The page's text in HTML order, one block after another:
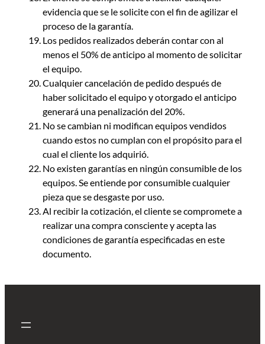
evidencia que se le solicite con el fin de agilizar el
proceso de la garantía.
Los pedidos realizados deberán contar con al
menos el 50% de anticipo al momento de solicitar
el equipo.
Cualquier cancelación de pedido después de
haber solicitado el equipo y otorgado el anticipo
generará una penalización del 20%.
No se cambian ni modifican equipos vendidos
cuando estos no cumplan con el propósito para el
cual el cliente los adquirió.
No existen garantías en ningún consumible de los
equipos. Se entiende por consumible cualquier
pieza que se desgaste por uso.
Al recibir la cotización, el cliente se compromete a
realizar una compra consciente y acepta las
condiciones de garantía especificadas en este
documento.